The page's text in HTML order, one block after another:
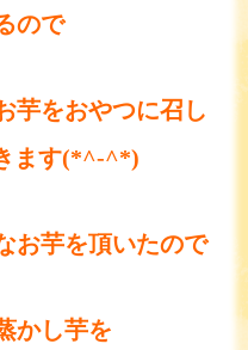
ので
芋をおやつに召し
ます(*^-^*)
お芋を頂いたので
かし芋を